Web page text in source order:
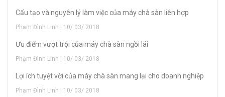
Cấu tạo và nguyên lý làm việc của máy chà sàn liên hợp
Phạm Đình Linh | 10/ 03/ 2018
Ưu điểm vượt trội của máy chà sàn ngồi lái
Phạm Đình Linh | 10/ 03/ 2018
Lợi ích tuyệt vời của máy chà sàn mang lại cho doanh nghiệp
Phạm Đình Linh | 10/ 03/ 2018